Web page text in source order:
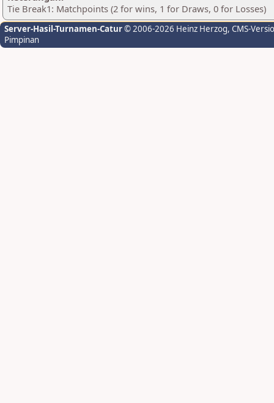
Tie Break1: Matchpoints (2 for wins, 1 for Draws, 0 for Losses)
Server-Hasil-Turnamen-Catur© 2006-2026 Heinz Herzog, CMS-
Pimpinan